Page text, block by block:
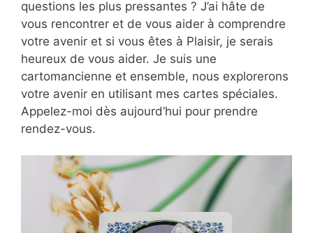
questions les plus pressantes ? J’ai hâte de
vous rencontrer et de vous aider à comprendre
votre avenir et si vous êtes à Plaisir, je serais
heureux de vous aider. Je suis une
cartomancienne et ensemble, nous explorerons
votre avenir en utilisant mes cartes spéciales.
Appelez-moi dès aujourd’hui pour prendre
rendez-vous.